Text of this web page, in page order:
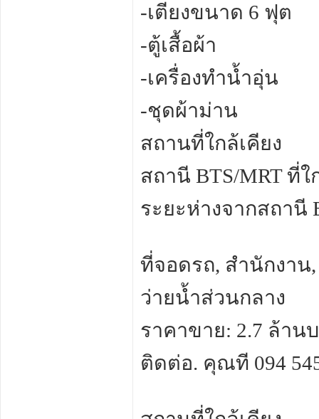
-เตียงขนาด 6 ฟุต
-ตู้เสื้อผ้า
-เครื่องทำน้ำอุ่น
-ชุดผ้าม่าน
สถานที่ใกล้เคียง
สถานี BTS/MRT ที่
ระยะห่างจากสถานี
ที่จอดรถ, สำนักงาน
ว่ายน้ำส่วนกลาง
ราคาขาย: 2.7 ล้าน
ติดต่อ. คุณที 094